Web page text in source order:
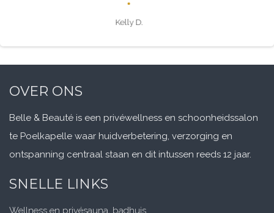
Belle & Beauté is een privéwellness en schoonheidssalon
ontspanning centraal staan en dit intussen reeds 12 jaar.
SNELLE LINKS
Wellness en privésauna, badhuis
Sauna arrangementen
Massages en duoverzorgingen